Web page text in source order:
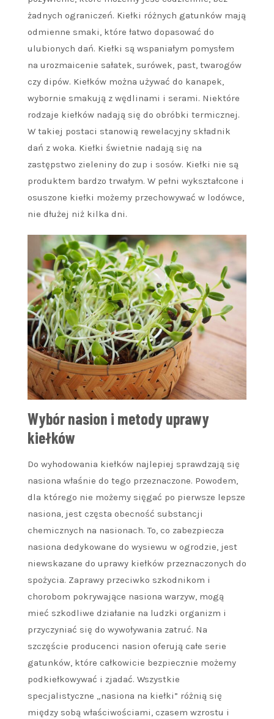
żadnych ograniczeń. Kiełki różnych gatunków mają
odmienne smaki, które łatwo dopasować do
ulubionych dań. Kiełki są wspaniałym pomysłem
na urozmaicenie sałatek, surówek, past, twarogów
czy dipów. Kiełków można używać do kanapek,
wybornie smakują z wędlinami i serami. Niektóre
rodzaje kiełków nadają się do obróbki termicznej.
W takiej postaci stanowią rewelacyjny składnik
dań z woka. Kiełki świetnie nadają się na
zastępstwo zieleniny do zup i sosów. Kiełki nie są
produktem bardzo trwałym. W pełni wykształcone i
osuszone kiełki możemy przechowywać w lodówce,
nie dłużej niż kilka dni.
Wybór nasion i metody uprawy
kiełków
Do wyhodowania kiełków najlepiej sprawdzają się
nasiona właśnie do tego przeznaczone. Powodem,
dla którego nie możemy sięgać po pierwsze lepsze
nasiona, jest częsta obecność substancji
chemicznych na nasionach. To, co zabezpiecza
nasiona dedykowane do wysiewu w ogrodzie, jest
niewskazane do uprawy kiełków przeznaczonych do
spożycia. Zaprawy przeciwko szkodnikom i
chorobom pokrywające nasiona warzyw, mogą
mieć szkodliwe działanie na ludzki organizm i
przyczyniać się do wywoływania zatruć. Na
szczęście producenci nasion oferują całe serie
gatunków, które całkowicie bezpiecznie możemy
podkiełkowywać i zjadać. Wszystkie
specjalistyczne „nasiona na kiełki” różnią się
między sobą właściwościami, czasem wzrostu i